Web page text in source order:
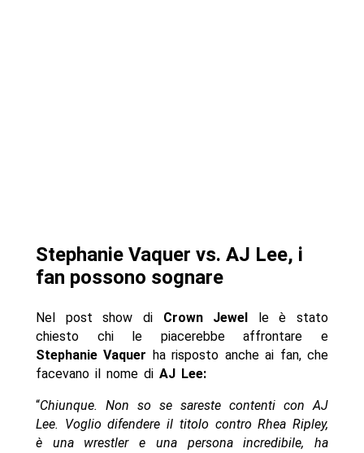
Stephanie Vaquer vs. AJ Lee, i
fan possono sognare
Nel post show di Crown Jewel
le è stato
chiesto chi le piacerebbe affrontare e
Stephanie Vaquer ha risposto anche ai fan, che
facevano il nome di AJ Lee:
“Chiunque. Non so se sareste contenti con AJ
Lee. Voglio difendere il titolo contro Rhea Ripley,
è una wrestler e una persona incredibile, ha